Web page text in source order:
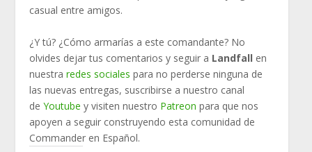
casual entre amigos.
¿Y tú? ¿Cómo armarías a este comandante? No
olvides dejar tus comentarios y seguir a Landfall en
nuestraredes sociales para no perderse ninguna de
las nuevas entregas, suscribirse a nuestro canal
deYoutube y visiten nuestro Patreon para que nos
apoyen a seguir construyendo esta comunidad de
Commander en Español.